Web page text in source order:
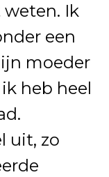
Ik
een
moeder
heb heel
uit, zo